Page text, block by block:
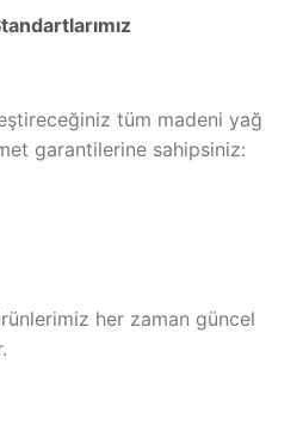
tüm madeni yağ
garantilerine sahipsiniz:
her zaman güncel